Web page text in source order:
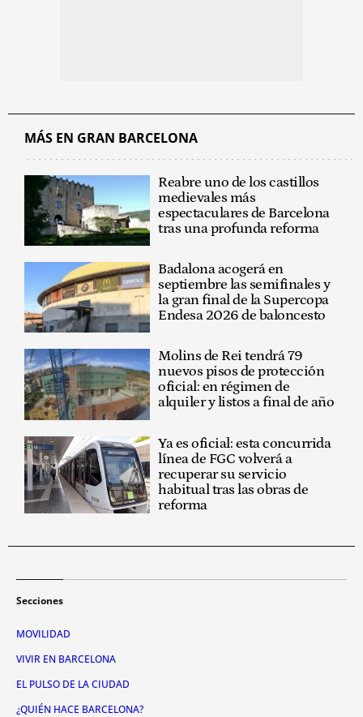
MÁS EN GRAN BARCELONA
Reabre uno de los castillos
medievales más
espectaculares de Barcelona
tras una profunda reforma
Badalona acogerá en
septiembre las semifinales y
la gran final de la Supercopa
Endesa 2026 de baloncesto
Molins de Rei tendrá 79
nuevos pisos de protección
oficial: en régimen de
alquiler y listos a final de año
Ya es oficial: esta concurrida
línea de FGC volverá a
recuperar su servicio
habitual tras las obras de
reforma
Secciones
MOVILIDAD
VIVIR EN BARCELONA
EL PULSO DE LA CIUDAD
¿QUIÉN HACE BARCELONA?